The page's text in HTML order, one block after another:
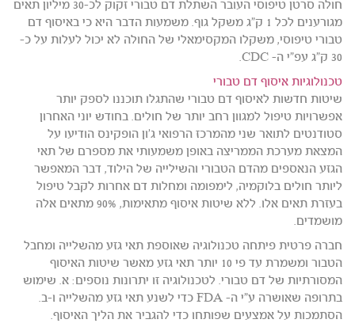
חולה סרטן טיפוסי העובר השתלת דם טבורי זקוק לכ-30 מיליון תאים
מגורענים לכל 1 ק"ג משקל גוף. משמעות הדבר היא כי באיסוף דם
טבורי טיפוסי, משקלו המקסימאלי של החולה לא יכול לעלות על כ-
30 ק"ג עפ"י ה- CDC.
טכנולוגיות איסוף דם טבורי
שיטות חדשות לאיסוף דם טבורי שהתגלו תוכננו לספק יותר
אפשרויות טיפול למגוון רחב יותר של חולים. בחודש יוני האחרון
סטודנטים לתואר שני מהמרכז הרפואי ג'ון הופקינס הודיעו על
המצאת מערכת הממריצה באופן משמעותי את מספרם של תאי
הגזע הנאספים מהדם הטבורי והשילייה של הילוד, דבר המאפשר
ליותר חולים בלוקמיה, לימפומה ומחלות דם אחרות לקבל טיפול
בעזרת תאים אלו. ללא שיטות איסוף מתאימות, 90% מתאים אלה
מושמדים.
חברה פרטית פיתחה טכנולוגיה שאוספת תאי גזע מהשלייה ומחבל
הטבור ומשמרת עד פי 10 יותר תאי גזע מאשר שיטות האיסוף
המסורתיות של דם טבורי. לטכנולוגיה זו יתרונות נוספים: א. שימוש
בתרופה שאושרה ע"י ה- FDA כדי לשנע תאי גזע מהשלייה ו-ב.
הסתמכות על אמצעים שפותחו כדי להגביר את הליך האיסוף.